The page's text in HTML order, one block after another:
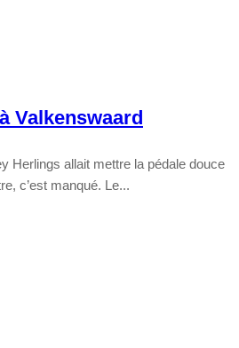
Valkenswaard
Herlings allait mettre la pédale douce
c’est manqué. Le...